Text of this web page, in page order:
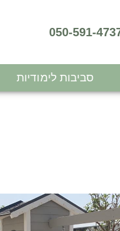
סביבות לימודיות